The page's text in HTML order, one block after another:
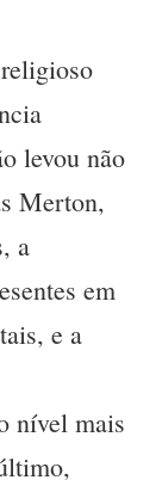
levou não
Merton,
a
em
e a
nível mais